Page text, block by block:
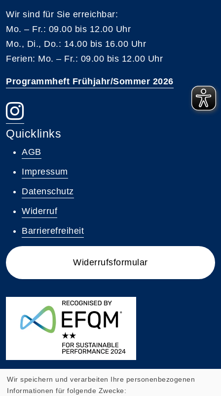
Wir sind für Sie erreichbar:
Mo. – Fr.: 09.00 bis 12.00 Uhr
Mo., Di., Do.: 14.00 bis 16.00 Uhr
Ferien: Mo. – Fr.: 09.00 bis 12.00 Uhr
Programmheft Frühjahr/Sommer 2026
Quicklinks
AGB
Impressum
Datenschutz
Widerruf
Barrierefreiheit
Widerrufsformular
Wir speichern und verarbeiten Ihre personenbezogenen
Informationen für folgende Zwecke: